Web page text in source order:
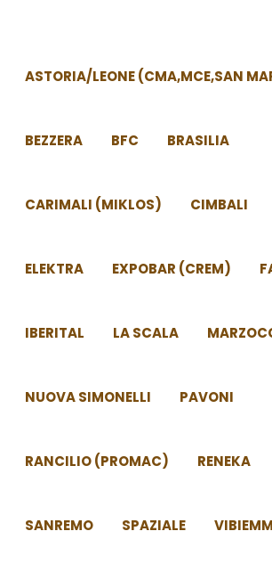
ASTORIA/LEONE (CMA,MCE,SAN
BEZZERA BFC BRASILIA
CARIMALI (MIKLOS) CIMBALI
ELEKTRA EXPOBAR (CREM)
IBERITAL LA SCALA
NUOVA SIMONELLI PAVONI
RANCILIO (PROMAC) RENEKA
SANREMO SPAZIALE